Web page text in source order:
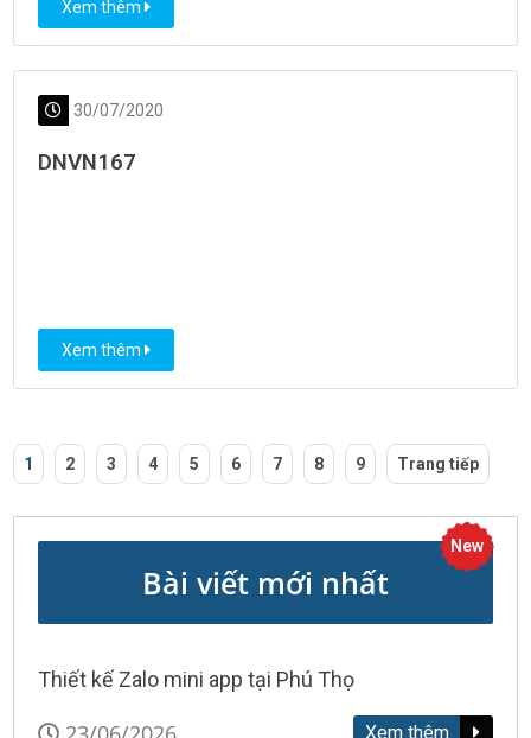
Xem thêm
30/07/2020
DNVN167
Xem thêm
1 2 3 4 5 6 7 8 9 Trang tiếp
Bài viết mới nhất
New
Thiết kế Zalo mini app tại Phú Thọ
Xem thêm